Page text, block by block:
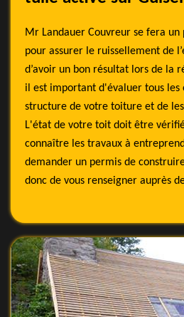
Mr Landauer Couvreur se fera
pour assurer le ruissellement de
d’avoir un bon résultat lors de la
il est important d'évaluer tous les
structure de votre toiture et de
L'état de votre toit doit être
connaître les travaux à
demander un permis de
donc de vous renseigner auprès